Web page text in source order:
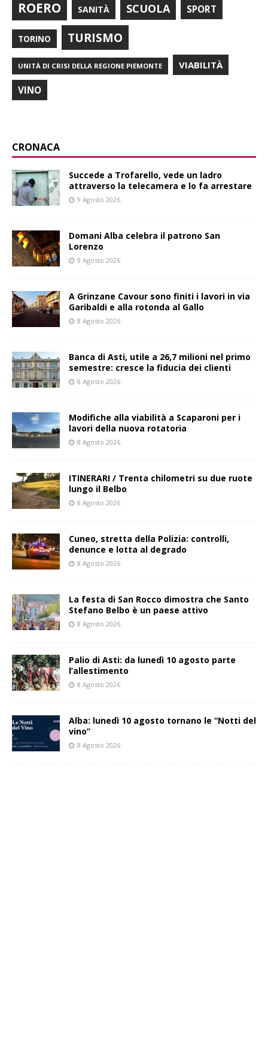
ROERO SANITÀ SCUOLA SPORT
TORINO TURISMO
UNITÀ DI CRISI DELLA REGIONE PIEMONTE VIABILITÀ
VINO
CRONACA
Succede a Trofarello, vede un ladro
attraverso la telecamera e lo fa arrestare
9 Agosto 2026
Domani Alba celebra il patrono San
Lorenzo
9 Agosto 2026
A Grinzane Cavour sono finiti i lavori in via
Garibaldi e alla rotonda al Gallo
8 Agosto 2026
Banca di Asti, utile a 26,7 milioni nel primo
semestre: cresce la fiducia dei clienti
8 Agosto 2026
Modifiche alla viabilità a Scaparoni per i
lavori della nuova rotatoria
8 Agosto 2026
ITINERARI / Trenta chilometri su due ruote
lungo il Belbo
8 Agosto 2026
Cuneo, stretta della Polizia: controlli,
denunce e lotta al degrado
8 Agosto 2026
La festa di San Rocco dimostra che Santo
Stefano Belbo è un paese attivo
8 Agosto 2026
Palio di Asti: da lunedì 10 agosto parte
l’allestimento
8 Agosto 2026
Alba: lunedì 10 agosto tornano le “Notti del
vino”
8 Agosto 2026